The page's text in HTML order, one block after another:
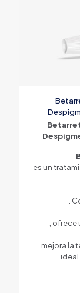
es un
.
,
, mejora